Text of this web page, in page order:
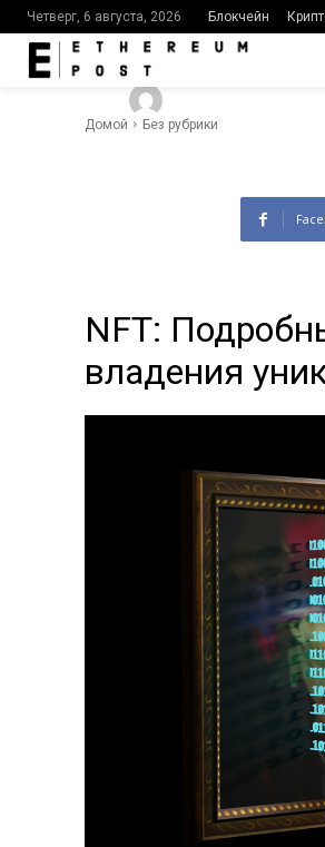
Четверг, 6 августа, 2026 Блокчейн
Домой Без рубрики
NFT:
владения